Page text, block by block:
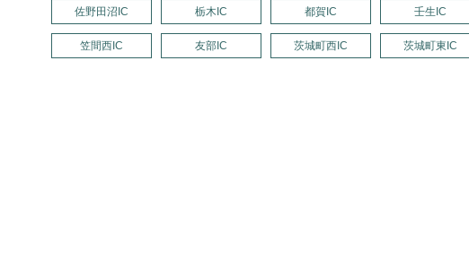
佐野田沼IC 栃木IC 都賀IC 壬生IC
笠間西IC 友部IC 茨城町西IC 茨城町東IC